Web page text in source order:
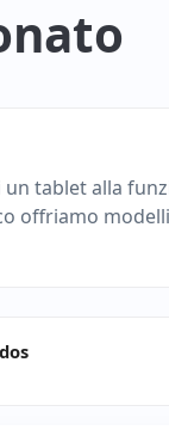
tablet alla
offriamo